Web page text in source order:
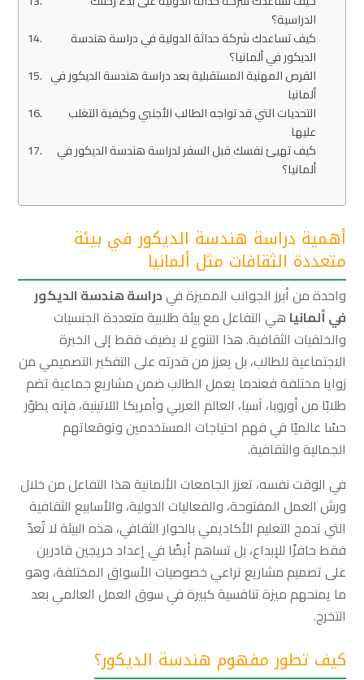
الدراسية؟
كيف تساعدك شركة حداثة الدولية في دراسة هندسة
الديكور في ألمانيا؟
الفرص المهنية المستقبلية بعد دراسة هندسة الديكور في
ألمانيا
التحديات التي قد تواجه الطالب الأجنبي وكيفية التغلب
عليها
كيف تهيئ نفسك قبل السفر لدراسة هندسة الديكور في
ألمانيا؟
أهمية دراسة هندسة الديكور في بيئة
متعددة الثقافات مثل ألمانيا
واحدة من أبرز الجوانب المميزة فيدراسة هندسة الديكور
في ألمانيا هي التفاعل مع بيئة طلابية متعددة الجنسيات
والخلفيات الثقافية. هذا التنوع لا يضيف فقط إلى الخبرة
الاجتماعية للطالب، بل يعزز من قدرته على التفكير التصميمي من
زوايا مختلفة فعندما يعمل الطالب ضمن مشاريع جماعية تضم
طلابًا من أوروبا، آسيا، العالم العربي وأمريكا اللاتينية، فإنه يطوّر
حسًا عالميًا في فهم احتياجات المستخدمين وتوقعاتهم
الجمالية والثقافية.
في الوقت نفسه، تعزز الجامعات الألمانية هذا التفاعل من خلال
ورش العمل المفتوحة، والفعاليات الدولية، والأسابيع الثقافية
التي تدمج التعليم الأكاديمي بالحوار الثقافي، هذه البيئة لا تُعدّ
فقط حافزًا للإبداع، بل تساهم أيضًا في إعداد خريجين قادرين
على تصميم مشاريع تراعي خصوصيات الأسواق المختلفة، وهو
ما يمنحهم ميزة تنافسية كبيرة في سوق العمل العالمي بعد
التخرج.
كيف تطور مفهوم هندسة الديكور؟